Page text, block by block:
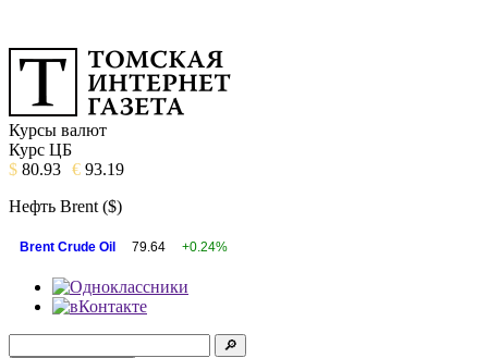
Курсы валют
Курс ЦБ
$ 80.93 € 93.19
Нефть Brent ($)
Brent Crude Oil 79.64 +0.24%